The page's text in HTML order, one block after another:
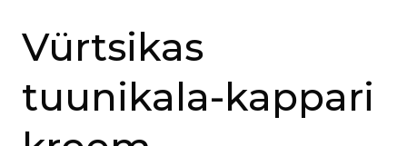
Vürtsikas
tuunikala-kappari